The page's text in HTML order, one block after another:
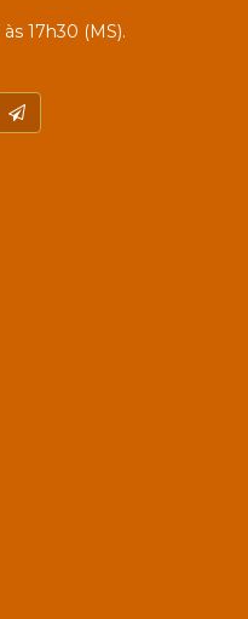
17h30 (MS).